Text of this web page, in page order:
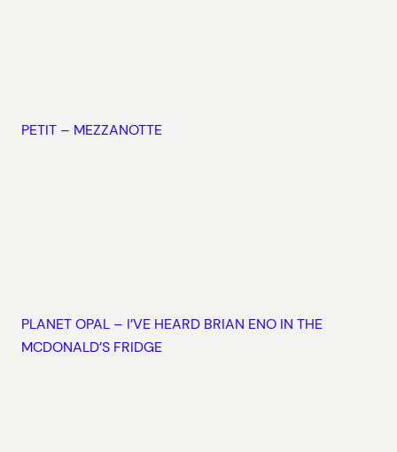
PETIT – MEZZANOTTE
PLANET OPAL – I’VE HEARD BRIAN ENO IN THE
MCDONALD’S FRIDGE